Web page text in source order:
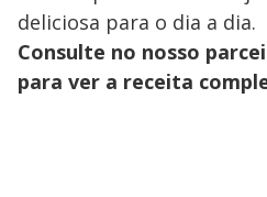
deliciosa para o dia a dia.
Consulte no nosso
para ver a receita